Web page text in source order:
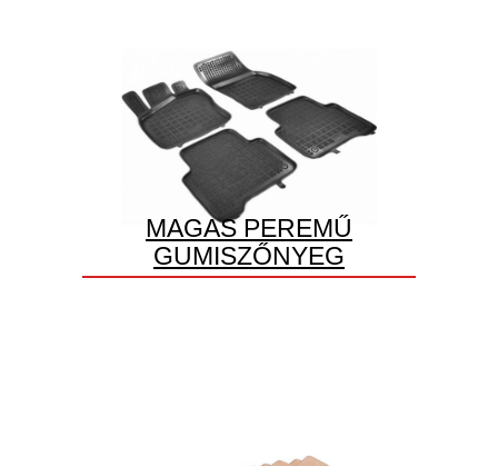
MAGAS PEREMŰ
GUMISZŐNYEG